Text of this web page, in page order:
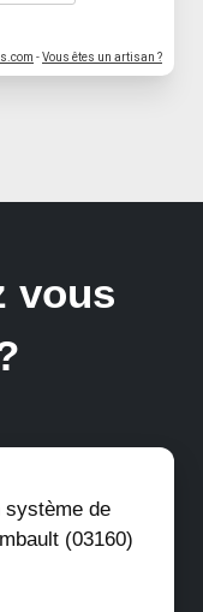
-Vous êtes un artisan ?
vous
système de
(03160)